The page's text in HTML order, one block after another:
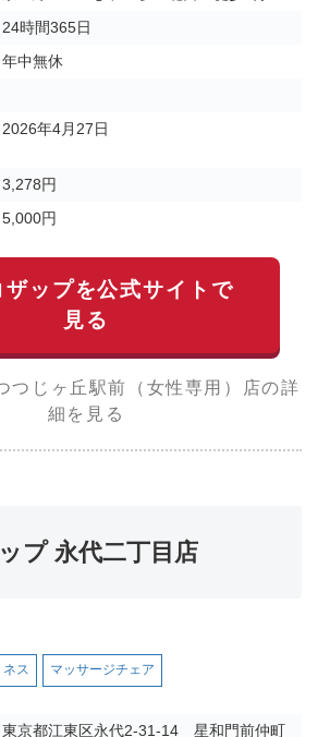
24時間365日
年中無休
2026年4月27日
3,278円
5,000円
ザップを公式サイトで
見る
つじヶ丘駅前（女性専用）店の詳
細を見る
プ 永代二丁目店
ネス マッサージチェア
東京都江東区永代2-31-14 星和門前仲町